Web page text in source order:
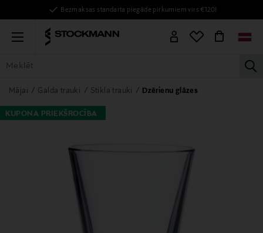
Bezmaksas standarta piegāde pirkumiem virs €120!
Menu
VISAS PRECES SIEVIETĒM VĪRIEŠIEM BĒRNIEM
Mājai Galda trauki Stikla trauki Dzērienu glāzes
KUPONA PRIEKŠROCĪBA